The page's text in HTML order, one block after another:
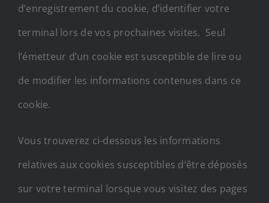
d’enregistrement du cookie, d’identifier votre
terminal lors de vos prochaines visites. Seul
l’émetteur d’un cookie est susceptible de lire ou
de modifier les informations contenues dans ce
cookie.
Vous trouverez ci-dessous les informations
relatives aux cookies susceptibles d’être déposés
sur votre terminal lorsque vous visitez des pages